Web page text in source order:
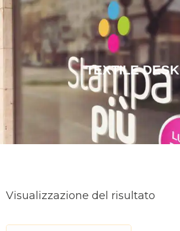
TEXTILE DESK
Visualizzazione del risultato